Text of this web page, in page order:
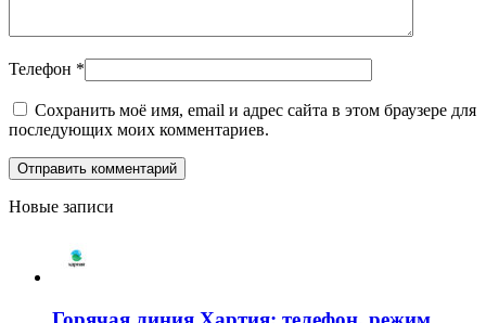
Телефон *
Сохранить моё имя, email и адрес сайта в этом браузере для
последующих моих комментариев.
Новые записи